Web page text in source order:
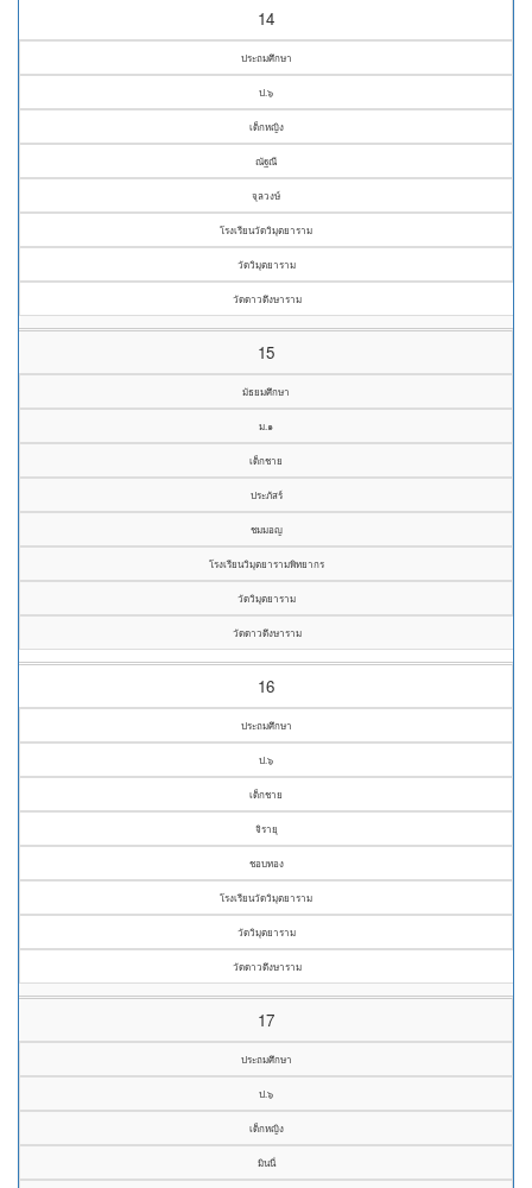
14
ประถมศึกษา
ป.๖
เด็กหญิง
ณัฐณี
จุลวงษ์
โรงเรียนวัดวิมุตยาราม
วัดวิมุตยาราม
วัดดาวดึงษาราม
15
มัธยมศึกษา
ม.๑
เด็กชาย
ประภัสร์
ชมมอญ
โรงเรียนวิมุตยารามพิทยากร
วัดวิมุตยาราม
วัดดาวดึงษาราม
16
ประถมศึกษา
ป.๖
เด็กชาย
จิรายุ
ชอบทอง
โรงเรียนวัดวิมุตยาราม
วัดวิมุตยาราม
วัดดาวดึงษาราม
17
ประถมศึกษา
ป.๖
เด็กหญิง
มินนี่